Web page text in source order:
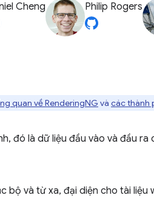
Cheng Philip Rogers
quan về RenderingNG và các thành
đó là dữ liệu đầu vào và đầu ra
bộ và từ xa, đại diện cho tài liệu